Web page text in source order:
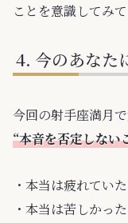
ことを意識してみて
今のあなた
今回の射手座満月で
“本音を否定しない
・本当は疲れていた
・本当は苦しかった